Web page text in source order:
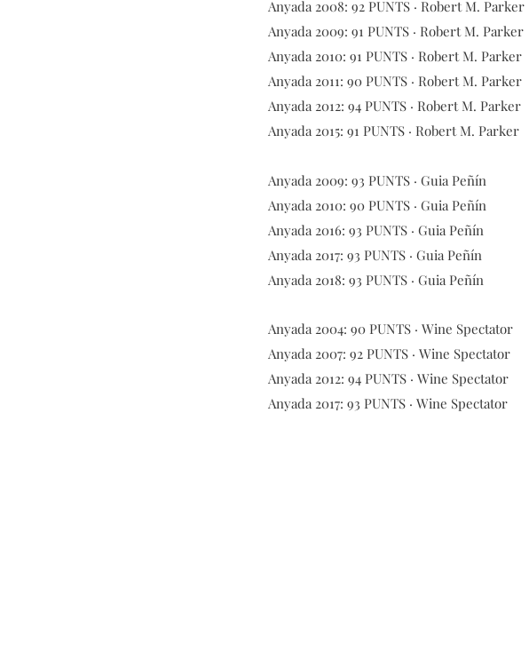
Anyada 2008: 92 PUNTS · Robert M. Parker
Anyada 2009: 91 PUNTS · Robert M. Parker
Anyada 2010: 91 PUNTS · Robert M. Parker
Anyada 2011: 90 PUNTS · Robert M. Parker
Anyada 2012: 94 PUNTS · Robert M. Parker
Anyada 2015: 91 PUNTS · Robert M. Parker
Anyada 2009: 93 PUNTS · Guia Peñín
Anyada 2010: 90 PUNTS · Guia Peñín
Anyada 2016: 93 PUNTS · Guia Peñín
Anyada 2017: 93 PUNTS · Guia Peñín
Anyada 2018: 93 PUNTS · Guia Peñín
Anyada 2004: 90 PUNTS · Wine Spectator
Anyada 2007: 92 PUNTS · Wine Spectator
Anyada 2012: 94 PUNTS · Wine Spectator
Anyada 2017: 93 PUNTS · Wine Spectator